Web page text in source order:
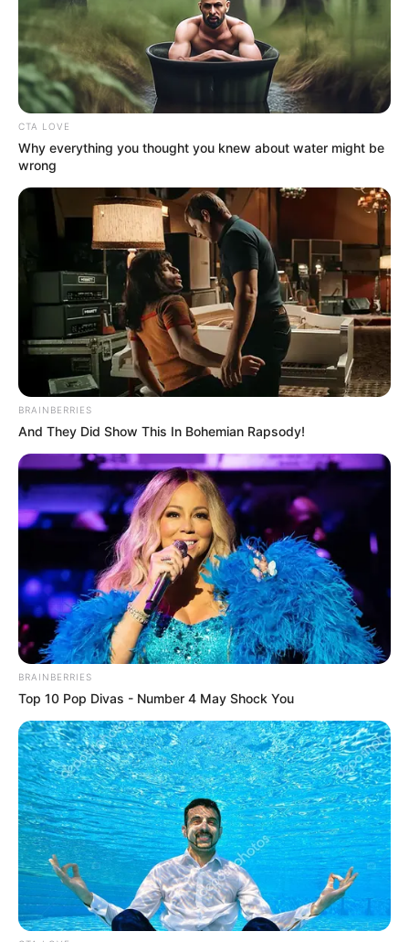
LIHAT ARTIKEL LAINNYA
Notnot Willie Salim
Berlliana Lovell Anastasya Khosasih
TULIS KOMENTAR
Alamat email Anda tidak akan dipublikasikan. Ruas yang wajib ditandai
CTA LOVE
Why everything you thought you knew about water might be
wrong
BRAINBERRIES
And They Did Show This In Bohemian Rapsody!
BRAINBERRIES
Top 10 Pop Divas - Number 4 May Shock You